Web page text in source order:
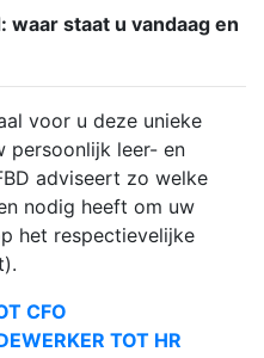
staat u vandaag en
voor u deze unieke
persoonlijk leer- en
adviseert zo welke
nodig heeft om uw
het respectievelijke
CFO
TOT HR